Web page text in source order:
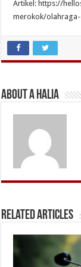
Artikel: https://
merokok/
About A Halia
Related Articles